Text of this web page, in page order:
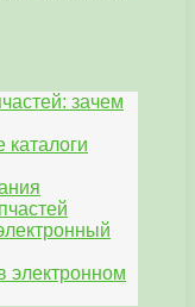
зачем
каталоги
электронном